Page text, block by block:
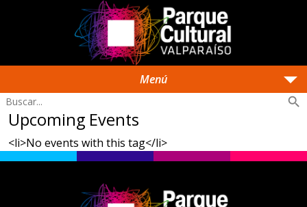
Menú arrow_drop_down
search
Upcoming Events
<li>No events with this tag</li>